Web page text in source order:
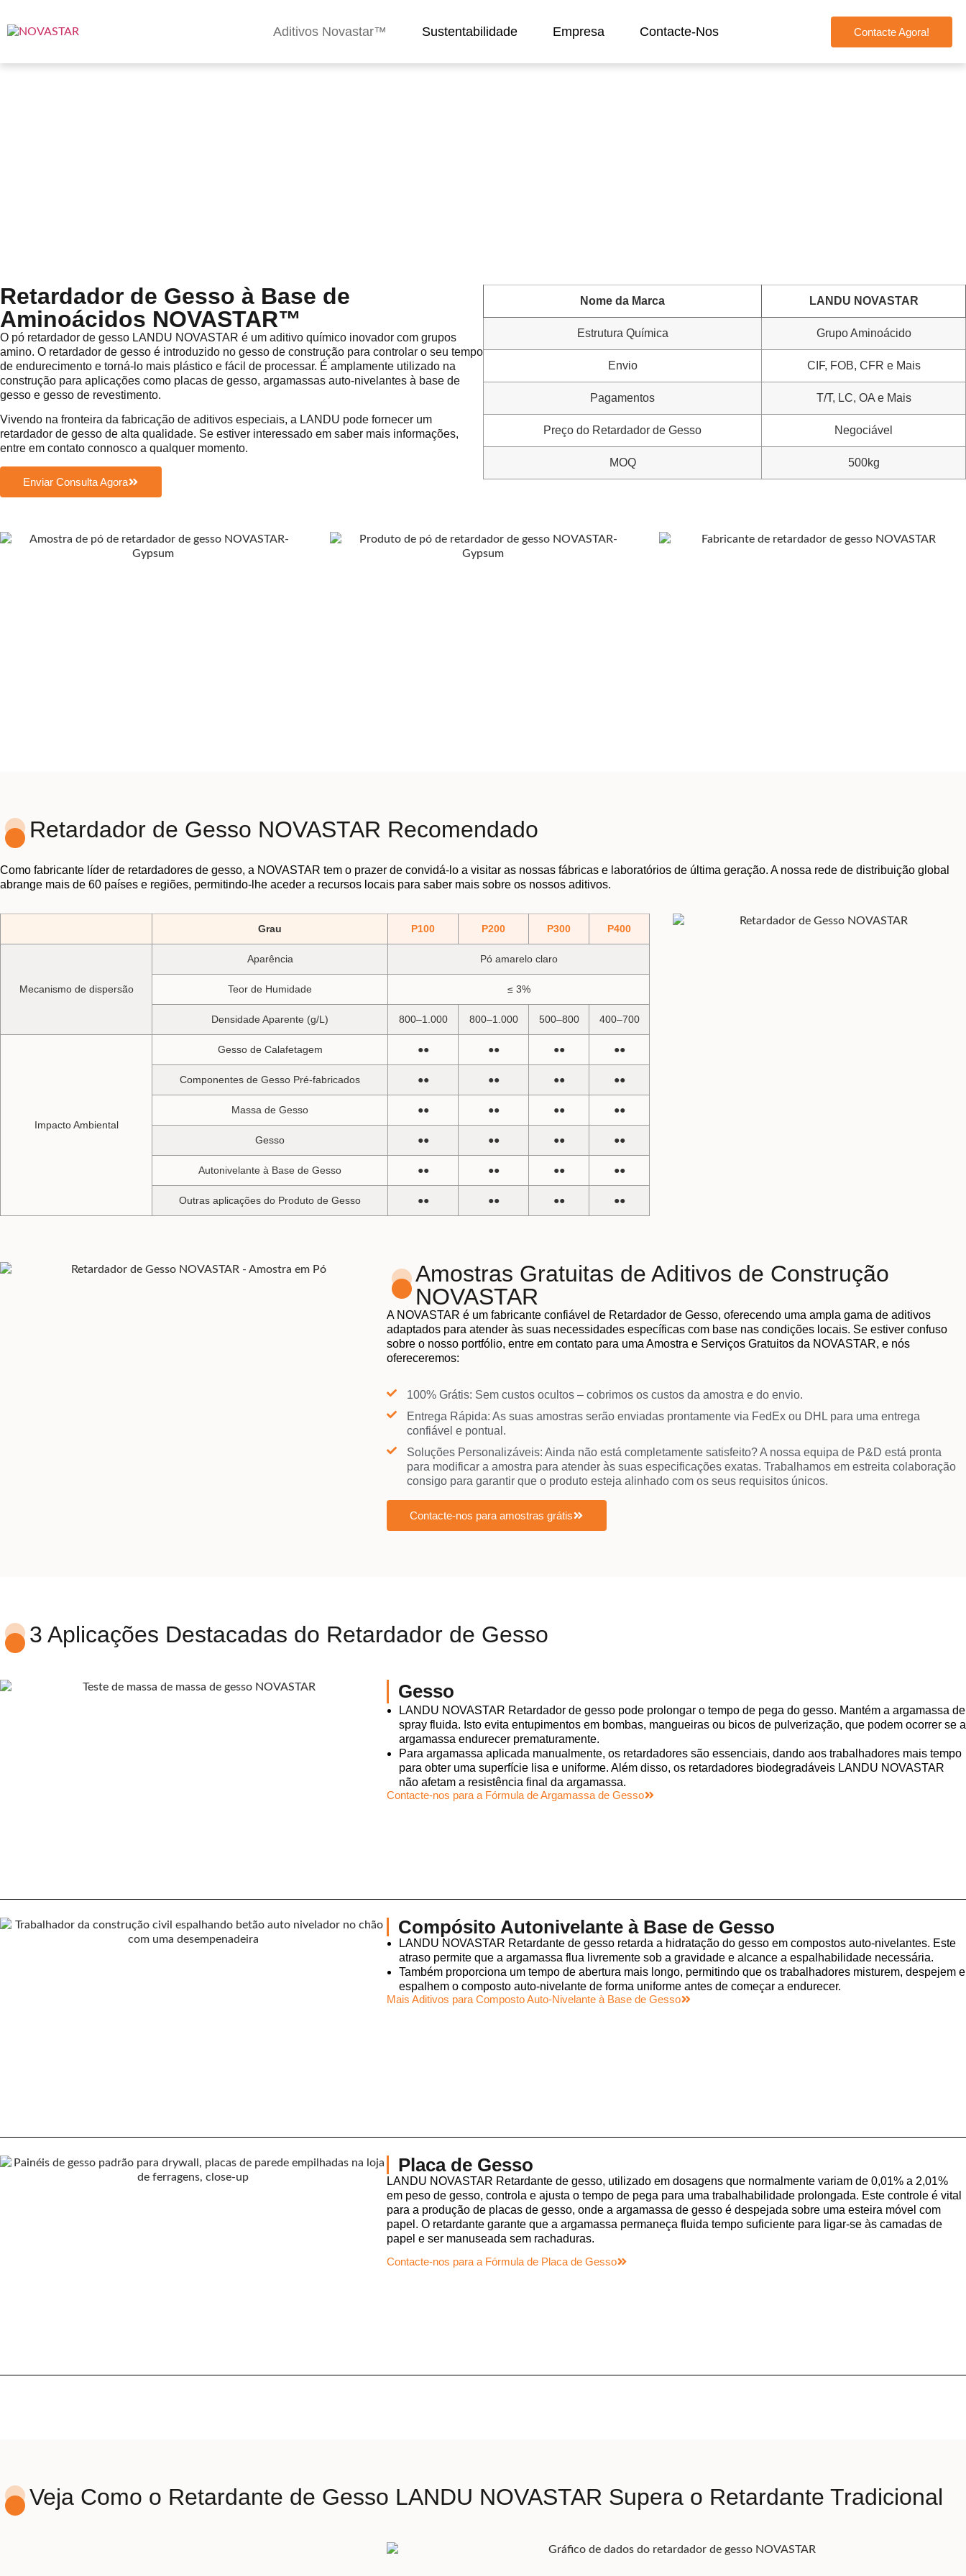
Aditivos Novastar™ Sustentabilidade Empresa Contacte-Nos Contacte Agora!
Retardador de Gesso à Base de
Aminoácidos NOVASTAR™
O pó retardador de gesso LANDU NOVASTAR é um aditivo químico inovador com grupos
amino. O retardador de gesso é introduzido no gesso de construção para controlar o seu tempo
de endurecimento e torná-lo mais plástico e fácil de processar. É amplamente utilizado na
construção para aplicações como placas de gesso, argamassas auto-nivelantes à base de
gesso e gesso de revestimento.
Vivendo na fronteira da fabricação de aditivos especiais, a LANDU pode fornecer um
retardador de gesso de alta qualidade. Se estiver interessado em saber mais informações,
entre em contato connosco a qualquer momento.
Enviar Consulta Agora
Nome da Marca LANDU NOVASTAR
Estrutura Química Grupo Aminoácido
Envio CIF, FOB, CFR e Mais
Pagamentos T/T, LC, OA e Mais
Preço do Retardador de Gesso Negociável
MOQ 500kg
Retardador de Gesso NOVASTAR Recomendado
Como fabricante líder de retardadores de gesso, a NOVASTAR tem o prazer de convidá-lo a visitar as nossas fábricas e laboratórios de última geração. A nossa rede de distribuição global
abrange mais de 60 países e regiões, permitindo-lhe aceder a recursos locais para saber mais sobre os nossos aditivos.
Grau P100 P200 P300 P400
Mecanismo de dispersão
Aparência Pó amarelo claro
Teor de Humidade ≤ 3%
Densidade Aparente (g/L) 800–1.000 800–1.000 500–800 400–700
Impacto Ambiental
Gesso de Calafetagem ●● ●● ●● ●●
Componentes de Gesso Pré-fabricados ●● ●● ●● ●●
Massa de Gesso ●● ●● ●● ●●
Gesso ●● ●● ●● ●●
Autonivelante à Base de Gesso ●● ●● ●● ●●
Outras aplicações do Produto de Gesso ●● ●● ●● ●●
Amostras Gratuitas de Aditivos de Construção
NOVASTAR
A NOVASTAR é um fabricante confiável de Retardador de Gesso, oferecendo uma ampla gama de aditivos
adaptados para atender às suas necessidades específicas com base nas condições locais. Se estiver confuso
sobre o nosso portfólio, entre em contato para uma Amostra e Serviços Gratuitos da NOVASTAR, e nós
ofereceremos:
100% Grátis: Sem custos ocultos – cobrimos os custos da amostra e do envio.
Entrega Rápida: As suas amostras serão enviadas prontamente via FedEx ou DHL para uma entrega
confiável e pontual.
Soluções Personalizáveis: Ainda não está completamente satisfeito? A nossa equipa de P&D está pronta
para modificar a amostra para atender às suas especificações exatas. Trabalhamos em estreita colaboração
consigo para garantir que o produto esteja alinhado com os seus requisitos únicos.
Contacte-nos para amostras grátis
3 Aplicações Destacadas do Retardador de Gesso
Gesso
LANDU NOVASTAR Retardador de gesso pode prolongar o tempo de pega do gesso. Mantém a argamassa de
spray fluida. Isto evita entupimentos em bombas, mangueiras ou bicos de pulverização, que podem ocorrer se a
argamassa endurecer prematuramente.
Para argamassa aplicada manualmente, os retardadores são essenciais, dando aos trabalhadores mais tempo
para obter uma superfície lisa e uniforme. Além disso, os retardadores biodegradáveis LANDU NOVASTAR
não afetam a resistência final da argamassa.
Contacte-nos para a Fórmula de Argamassa de Gesso
Compósito Autonivelante à Base de Gesso
LANDU NOVASTAR Retardante de gesso retarda a hidratação do gesso em compostos auto-nivelantes. Este
atraso permite que a argamassa flua livremente sob a gravidade e alcance a espalhabilidade necessária.
Também proporciona um tempo de abertura mais longo, permitindo que os trabalhadores misturem, despejem e
espalhem o composto auto-nivelante de forma uniforme antes de começar a endurecer.
Mais Aditivos para Composto Auto-Nivelante à Base de Gesso
Placa de Gesso
LANDU NOVASTAR Retardante de gesso, utilizado em dosagens que normalmente variam de 0,01% a 2,01%
em peso de gesso, controla e ajusta o tempo de pega para uma trabalhabilidade prolongada. Este controle é vital
para a produção de placas de gesso, onde a argamassa de gesso é despejada sobre uma esteira móvel com
papel. O retardante garante que a argamassa permaneça fluida tempo suficiente para ligar-se às camadas de
papel e ser manuseada sem rachaduras.
Contacte-nos para a Fórmula de Placa de Gesso
Veja Como o Retardante de Gesso LANDU NOVASTAR Supera o Retardante Tradicional